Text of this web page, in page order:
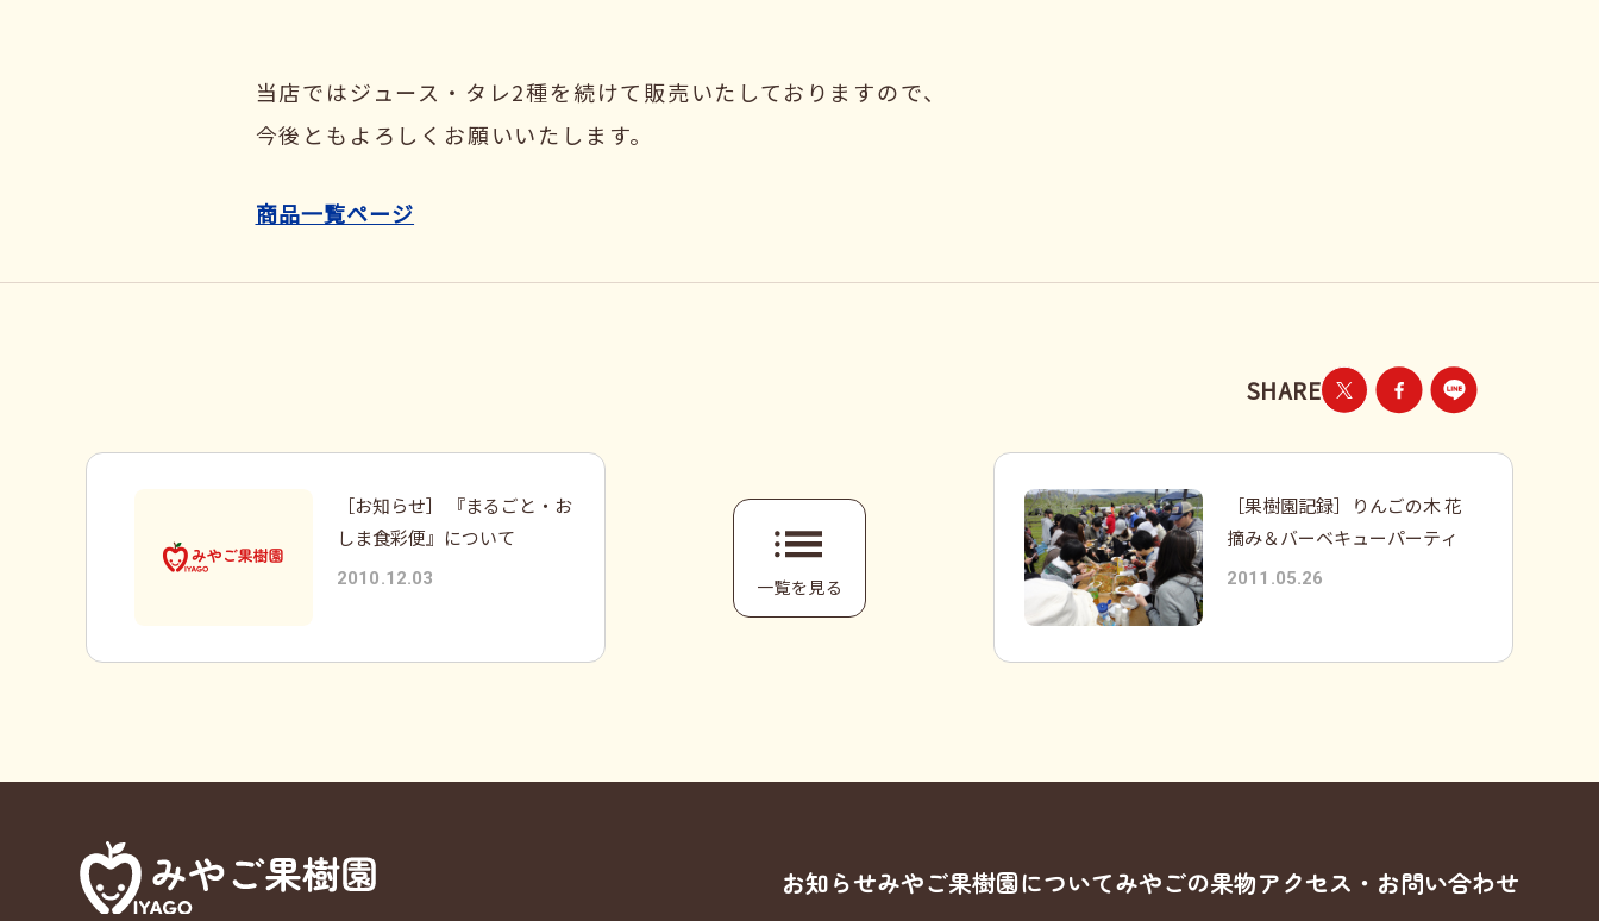
当店ではジュース・タレ2種を続けて販売いたしておりますので、
今後ともよろしくお願いいたします。
商品一覧ページ
SHARE
［お知らせ］ 『まるごと・お
しま食彩便』について
2010.12.03 一覧を見る
［果樹園記録］りんごの木 花
摘み＆バーベキューパーティ
2011.05.26
お知らせみやご果樹園についてみやごの果物アクセス・お問い合わせ